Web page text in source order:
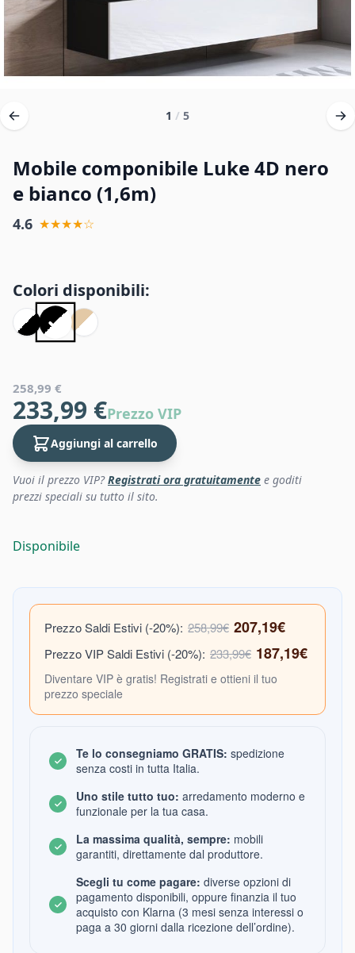
1 / 5
Mobile componibile Luke 4D nero
e bianco (1,6m)
4.6 ★★★★☆
Colori disponibili:
258,99 €
233,99 €Prezzo VIP
Aggiungi al carrello
Vuoi il prezzo VIP?Registrati ora gratuitamente e goditi
prezzi speciali su tutto il sito.
Disponibile
Prezzo Saldi Estivi (-20%): 258,99€ 207,19€
Prezzo VIP Saldi Estivi (-20%): 233,99€ 187,19€
Diventare VIP è gratis! Registrati e ottieni il tuo
prezzo speciale
Te lo consegniamo GRATIS: spedizione
senza costi in tutta Italia.
Uno stile tutto tuo: arredamento moderno e
funzionale per la tua casa.
La massima qualità, sempre: mobili
garantiti, direttamente dal produttore.
Scegli tu come pagare: diverse opzioni di
pagamento disponibili, oppure finanzia il tuo
acquisto con Klarna (3 mesi senza interessi o
paga a 30 giorni dalla ricezione dell’ordine).